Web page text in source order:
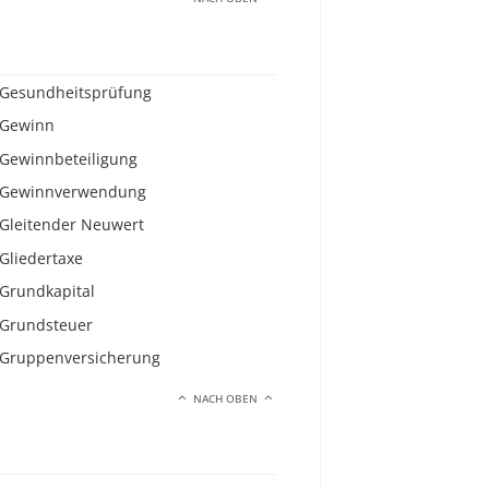
Gesundheitsprüfung
Gewinn
Gewinnbeteiligung
Gewinnverwendung
Gleitender Neuwert
Gliedertaxe
Grundkapital
Grundsteuer
Gruppenversicherung
NACH OBEN